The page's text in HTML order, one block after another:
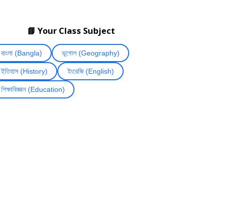
📘 Your Class Subject
বাংলা (Bangla) ভূগোল (Geography)
ইতিহাস (History) ইংরেজি (English)
শিক্ষাবিজ্ঞান (Education)